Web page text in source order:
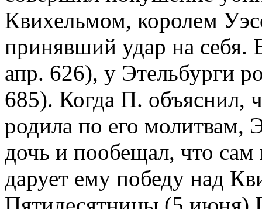
Квихельмом, королем
принявший удар на себя.
апр. 626), у Этельбурги
685). Когда П. объяснил,
родила по его молитвам,
дочь и пообещал, что сам
дарует ему победу над